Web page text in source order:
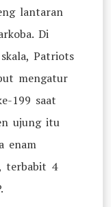
lantaran
Di
Patriots
mengatur
199 saat
ujung itu
enam
terbabit 4